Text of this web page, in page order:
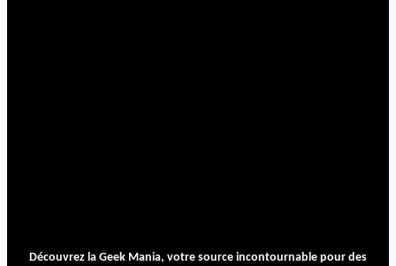
Découvrez la Geek Mania, votre source incontournable pour des